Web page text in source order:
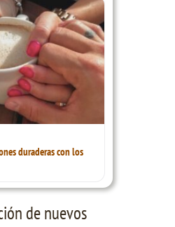
duraderas con los
de nuevos